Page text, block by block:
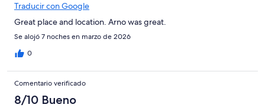
Horrible
Traducir con Google
Great place and location. Arno was great.
Se alojó 7 noches en marzo de 2026
0
Comentario verificado
8/10 Bueno